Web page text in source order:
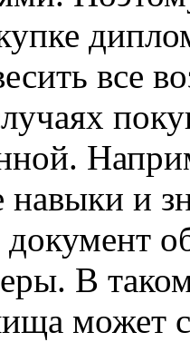
все
навыки и
В
может